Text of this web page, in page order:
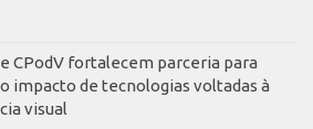
e CPodV fortalecem parceria para
impacto de tecnologias voltadas à
visual